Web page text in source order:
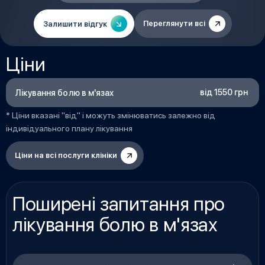
Залишити відгук Переглянути всі
Ціни
Лікування болю в м'язах від 1550 грн
* Ціни вказані "від" і можуть змінюватись залежно від
індивідуального плану лікування
Ціни на всі послуги клініки
Поширені запитання про
лікування болю в м'язах